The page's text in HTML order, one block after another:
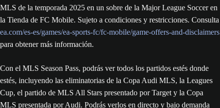
MLS de la temporada 2025 en un sobre de la Major League Soccer en
la Tienda de FC Mobile. Sujeto a condiciones y restricciones. Consulta
ea.com/es-es/games/ea-sports-fc/fc-mobile/game-offers-and-disclaimers
para obtener más información.
Con el MLS Season Pass, podrás ver todos los partidos estés donde
estés, incluyendo las eliminatorias de la Copa Audi MLS, la Leagues
Cup, el partido de MLS All Stars presentado por Target y la Copa
MLS presentada por Audi. Podrás verlos en directo y bajo demanda